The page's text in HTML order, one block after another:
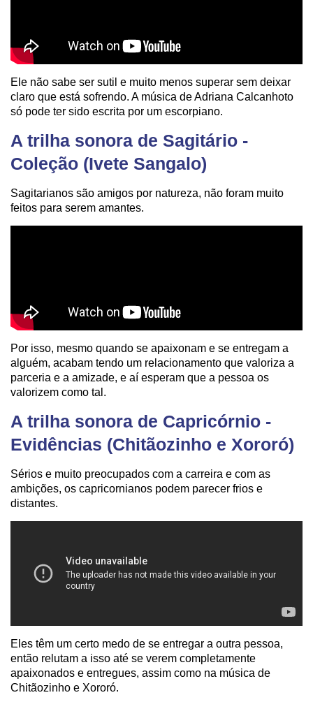
Ele não sabe ser sutil e muito menos superar sem deixar
claro que está sofrendo. A música de Adriana Calcanhoto
só pode ter sido escrita por um escorpiano.
A trilha sonora de Sagitário -
Coleção (Ivete Sangalo)
Sagitarianos são amigos por natureza, não foram muito
feitos para serem amantes.
Por isso, mesmo quando se apaixonam e se entregam a
alguém, acabam tendo um relacionamento que valoriza a
parceria e a amizade, e aí esperam que a pessoa os
valorizem como tal.
A trilha sonora de Capricórnio -
Evidências (Chitãozinho e Xororó)
Sérios e muito preocupados com a carreira e com as
ambições, os capricornianos podem parecer frios e
distantes.
Eles têm um certo medo de se entregar a outra pessoa,
então relutam a isso até se verem completamente
apaixonados e entregues, assim como na música de
Chitãozinho e Xororó.